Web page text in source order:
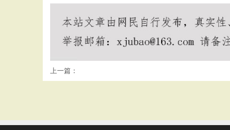
上一篇：